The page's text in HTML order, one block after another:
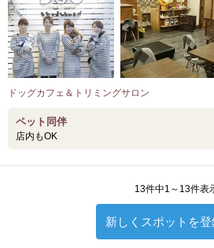
ドッグカフェ＆トリミングサロン
ペット同伴
店内もOK
13件中1～13件表
新しくスポットを登